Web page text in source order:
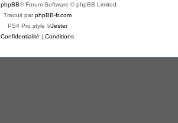
phpBB® Forum Software © phpBB Limited
Traduit parphpBB-fr.com
PS4 Pro style ©Jester
Confidentialité | Conditions